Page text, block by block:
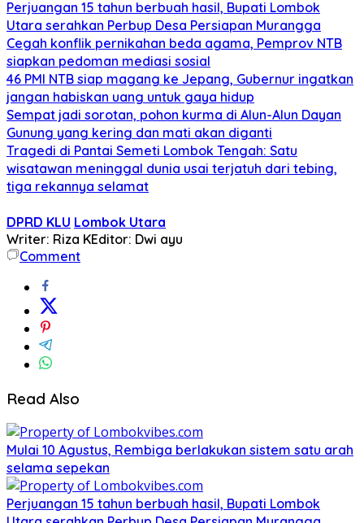
Perjuangan 15 tahun berbuah hasil, Bupati Lombok
Utara serahkan Perbup Desa Persiapan Murangga
Cegah konflik pernikahan beda agama, Pemprov NTB
siapkan pedoman mediasi sosial
46 PMI NTB siap magang ke Jepang, Gubernur ingatkan
jangan habiskan uang untuk gaya hidup
Sempat jadi sorotan, pohon kurma di Alun-Alun Dayan
Gunung yang kering dan mati akan diganti
Tragedi di Pantai Semeti Lombok Tengah: Satu
wisatawan meninggal dunia usai terjatuh dari tebing,
tiga rekannya selamat
DPRD KLU Lombok Utara
Writer: Riza KEditor: Dwi ayu
Comment
Read Also
Mulai 10 Agustus, Rembiga berlakukan sistem satu arah
selama sepekan
Perjuangan 15 tahun berbuah hasil, Bupati Lombok